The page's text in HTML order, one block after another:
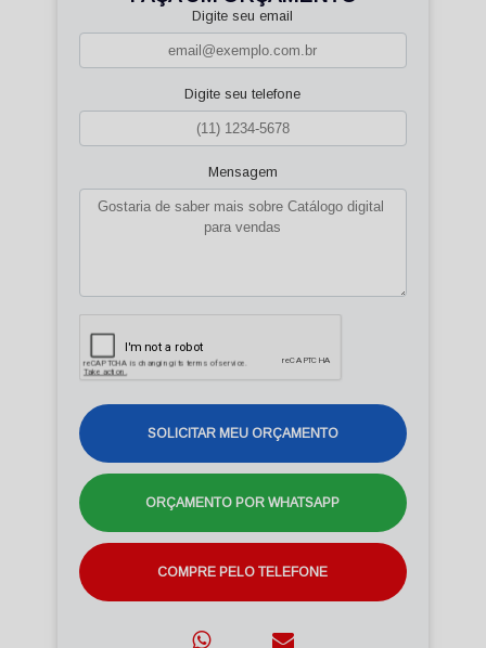
Digite seu email
Digite seu telefone
Mensagem
SOLICITAR MEU ORÇAMENTO
ORÇAMENTO POR WHATSAPP
COMPRE PELO TELEFONE